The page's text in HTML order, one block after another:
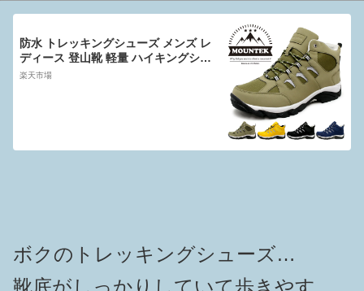
防水 トレッキングシューズ メンズ レ
ディース 登山靴 軽量 ハイキングシュ
ーズ 防滑グリップ底 衝撃吸収ソール
楽天市場
ボクのトレッキングシューズ…